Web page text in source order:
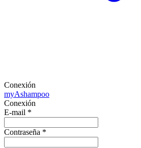
Conexión
myAshampoo
Conexión
E-mail *
Contraseña *